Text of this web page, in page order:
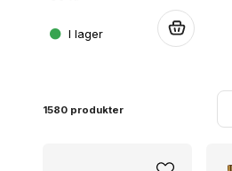
1580 produkter